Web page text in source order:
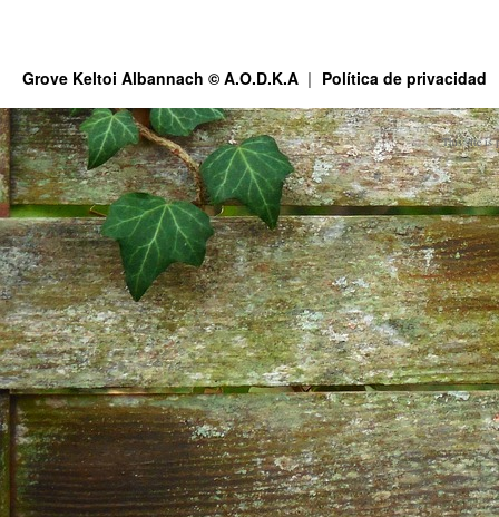
Grove Keltoi Albannach © A.O.D.K.A Política de privacidad
This site is